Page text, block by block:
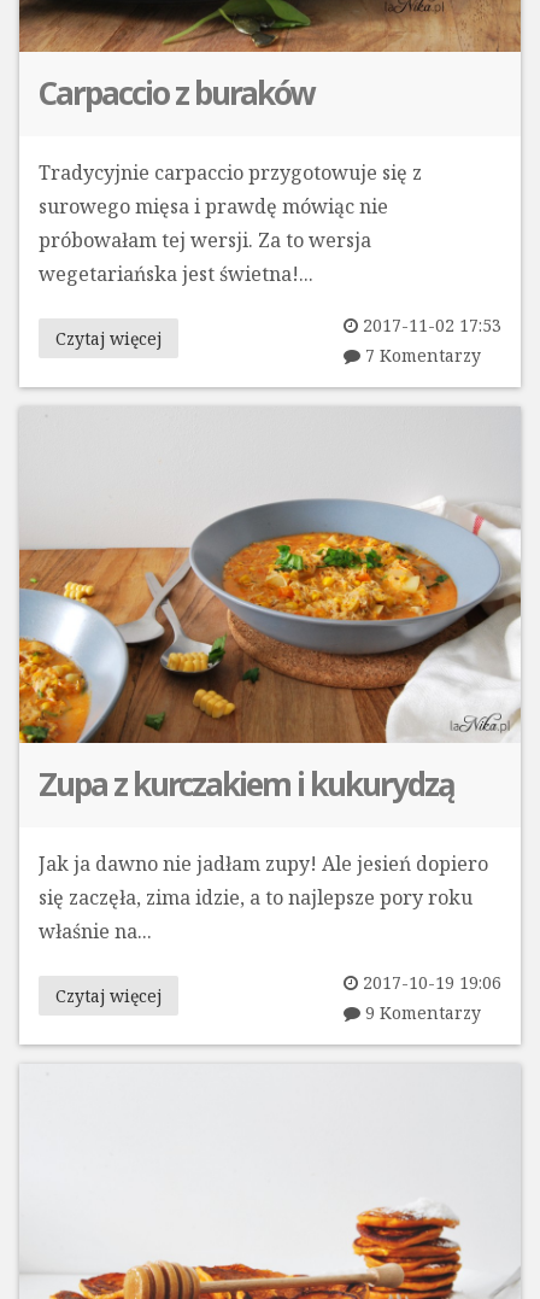
Carpaccio z buraków
Tradycyjnie carpaccio przygotowuje się z
surowego mięsa i prawdę mówiąc nie
próbowałam tej wersji. Za to wersja
wegetariańska jest świetna!...
2017-11-02 17:53
7 Komentarzy
Czytaj więcej
Zupa z kurczakiem i kukurydzą
Jak ja dawno nie jadłam zupy! Ale jesień dopiero
się zaczęła, zima idzie, a to najlepsze pory roku
właśnie na...
2017-10-19 19:06
9 Komentarzy
Czytaj więcej